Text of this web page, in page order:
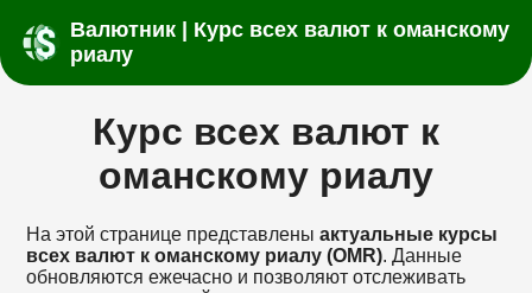
Валютник | Курс всех валют к оманскому
риалу
Курс всех валют к
оманскому риалу
На этой странице представленыактуальные курсы
всех валют к оманскому риалу (OMR). Данные
обновляются ежечасно и позволяют отслеживать